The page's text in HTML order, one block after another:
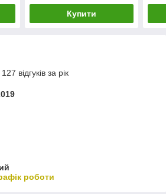
Купити
відгуків за рік
роботи